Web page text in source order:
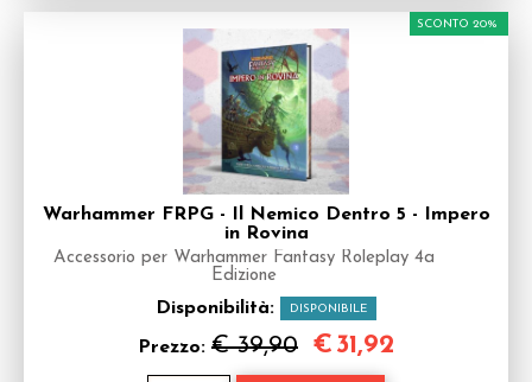
Warhammer FRPG - Il Nemico Dentro 5 - Impero
in Rovina
Accessorio per Warhammer Fantasy Roleplay 4a
Edizione
Disponibilità: DISPONIBILE
Prezzo: € 39,90
SCONTO 20%
€ 31,92